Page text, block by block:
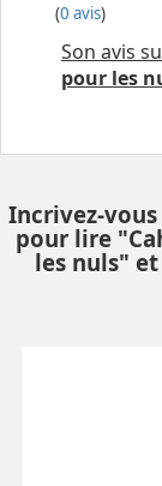
(0 avis)
Son avis
pour les
Incrivez-
pour lire
les nuls"